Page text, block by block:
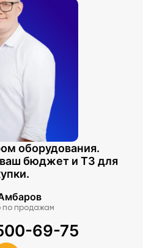
оборудования.
бюджет и ТЗ для
продажам
69-75